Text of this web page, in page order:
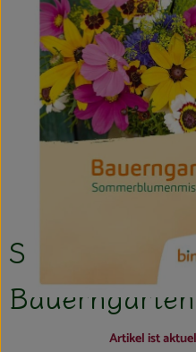
Kühltheke
Aktionen & Neues
Naturkost
Getränke
Haushaltswaren
Hofladen
Saatgut
Bauerngarten
Artikel ist